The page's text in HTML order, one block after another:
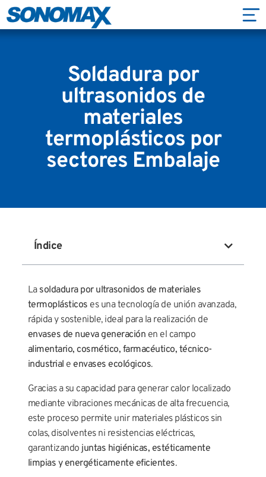
Soldadura por
ultrasonidos de
materiales
termoplásticos por
sectores Embalaje
Índice
La soldadura por ultrasonidos de materiales
termoplásticos es una tecnología de unión avanzada,
rápida y sostenible, ideal para la realización de
envases de nueva generación en el campo
alimentario, cosmético, farmacéutico, técnico-
industrial eenvases ecológicos.
Gracias a su capacidad para generar calor localizado
mediante vibraciones mecánicas de alta frecuencia,
este proceso permite unir materiales plásticos sin
colas, disolventes ni resistencias eléctricas,
garantizando juntas higiénicas, estéticamente
limpias y energéticamente eficientes.